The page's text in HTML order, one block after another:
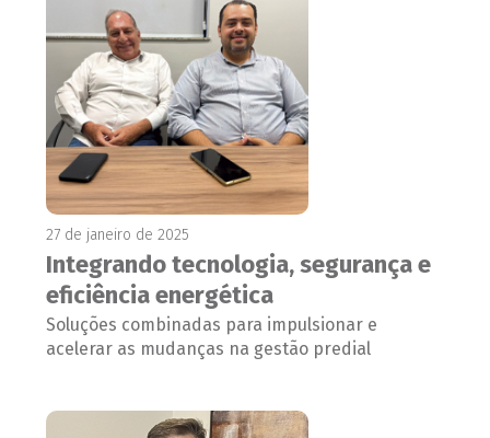
27 de janeiro de 2025
Integrando tecnologia, segurança e
eficiência energética
Soluções combinadas para impulsionar e
acelerar as mudanças na gestão predial